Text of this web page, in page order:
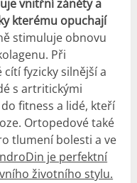
vnitřní záněty a
kterému opuchají
stimuluje obnovu
Při
fyzicky silnější a
s artritickými
fitness a lidé, kteří
Ortopedové také
tlumení bolesti a ve
je perfektní
životního stylu.